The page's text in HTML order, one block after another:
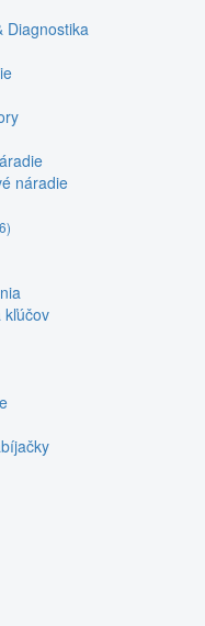
Diagnostika
náradie
kľúčov